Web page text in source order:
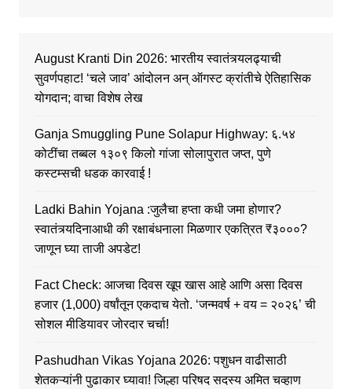
August Kranti Din 2026: भारतीय स्वातंत्र्यलढ्याची
सुवर्णपहाट! ‘चले जाव’ आंदोलन अन् ऑगस्ट क्रांतीचे ऐतिहासिक
योगदान; वाचा विशेष लेख
Ganja Smuggling Pune Solapur Highway: ६.५४
कोटींचा तब्बल १३०९ किलो गांजा सोलापुरात जप्त, पुणे
कस्टम्सची धडक कारवाई !
Ladki Bahin Yojana :जुलैचा हप्ता कधी जमा होणार?
स्वातंत्र्यदिनाआधी की रक्षाबंधनाला मिळणार एकत्रित ₹३०००?
जाणून घ्या ताजी अपडेट!
Fact Check: आजचा दिवस खूप खास आहे आणि असा दिवस
हजार (1,000) वर्षांतून एकदाच येतो. ‘जन्मवर्ष + वय = २०२६’ ची
सोशल मीडियावर जोरदार चर्चा!
Pashudhan Vikas Yojana 2026: पशुधन वाढीसाठी
शेतकऱ्यांनी पुढाकार घ्यावा! जिल्हा परिषद सदस्य अमित चव्हाण